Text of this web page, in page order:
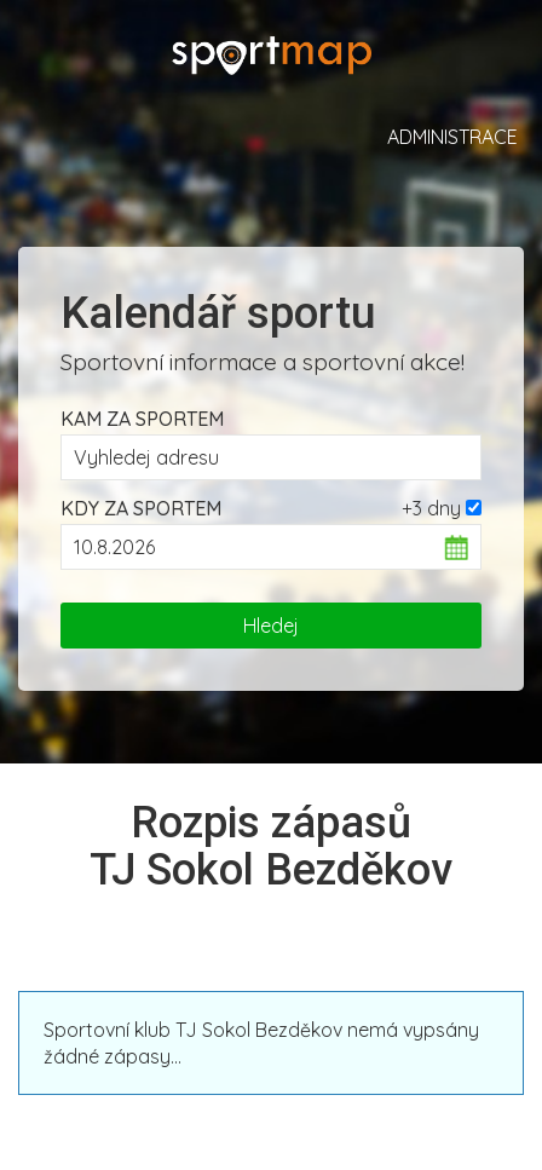
ADMINISTRACE
Kalendář sportu
Sportovní informace a sportovní akce!
KAM ZA SPORTEM
+3 dny
KDY ZA SPORTEM
Rozpis zápasů
TJ Sokol Bezděkov
Sportovní klub TJ Sokol Bezděkov nemá vypsány
žádné zápasy...